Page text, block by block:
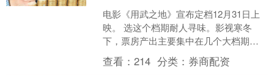
电影《用武之地》宣布定档12月31日上
映。 选这个档期耐人寻味。影视寒冬
下，票房产出主要集中在几个大档期。
都是自己导演的电影，申奥导演的《南
京照相馆》暑期档上映....
查看：214 分类： 券商配资